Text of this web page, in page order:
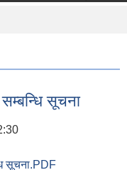
सूचना
सूचना.PDF